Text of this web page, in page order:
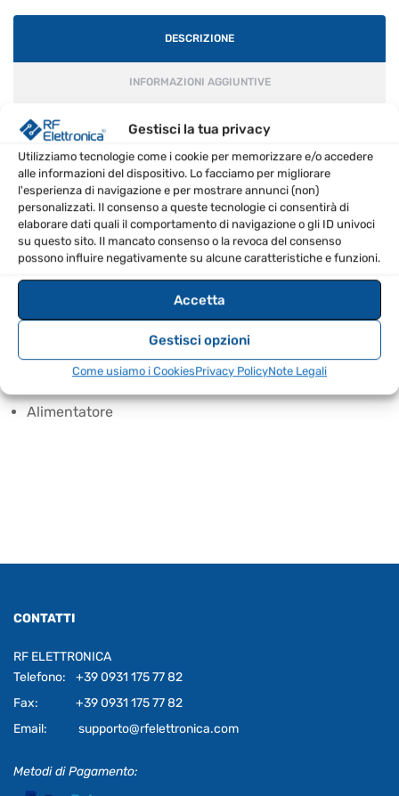
Gestisci la tua privacy
Utilizziamo tecnologie come i cookie per memorizzare e/o accedere
alle informazioni del dispositivo. Lo facciamo per migliorare
l'esperienza di navigazione e per mostrare annunci (non)
personalizzati. Il consenso a queste tecnologie ci consentirà di
elaborare dati quali il comportamento di navigazione o gli ID univoci
su questo sito. Il mancato consenso o la revoca del consenso
possono influire negativamente su alcune caratteristiche e funzioni.
Accetta
Gestisci opzioni
Come usiamo i CookiesPrivacy PolicyNote Legali
DESCRIZIONE
INFORMAZIONI AGGIUNTIVE
RECENSIONI (0)
CARATTERISTICHE PRINCIPALI
Ingresso microfono XLR con controllo del guadagno
Alimentazione phantom 12V
4 ingressi di linea
CONTENUTO DELLA CONFEZIONE
Alimentatore
CONTATTI
RF ELETTRONICA
Telefono:
+39 0931 175 77 82
Fax:
+39 0931 175 77 82
Email:
supporto@rfelettronica.com
Metodi di Pagamento: